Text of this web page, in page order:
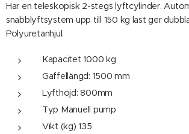
Har en teleskopisk 2-stegs lyftcylinder.
snabblyftsystem upp till 150 kg last ger
Polyuretanhjul.
Kapacitet 1000 kg
Gaffellängd: 1500 mm
Lyfthöjd: 800mm
Typ Manuell pump
Vikt (kg) 135